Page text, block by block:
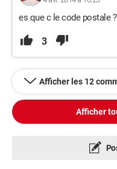
es que c le code postale
3
Afficher les 12
Afficher